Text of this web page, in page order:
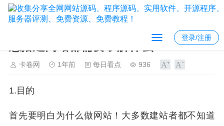
登录/注册
卡卷网 1年前 每日看点 936
1.目的
首先要明白为什么做网站！大多数建站者都不知道